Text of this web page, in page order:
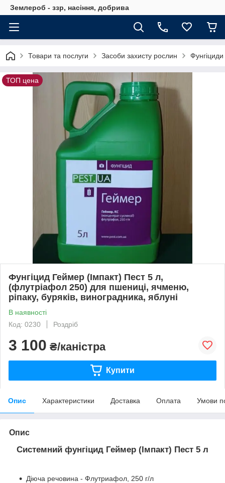
Землероб - ззр, насіння, добрива
Товари та послуги Засоби захисту рослин Фунгіциди
ТОП цена
Фунгіцид Геймер (Імпакт) Пест 5 л,
(флутріафол 250) для пшениці, ячменю,
ріпаку, буряків, виноградника, яблуні
В наявності
Код: 0230
Роздріб
3 100 ₴/каністра
Купити
Опис Характеристики Доставка Оплата Умови
Опис
Системний фунгіцид Геймер (Імпакт) Пест 5 л
Діюча речовина - Флутриафол, 250 г/л